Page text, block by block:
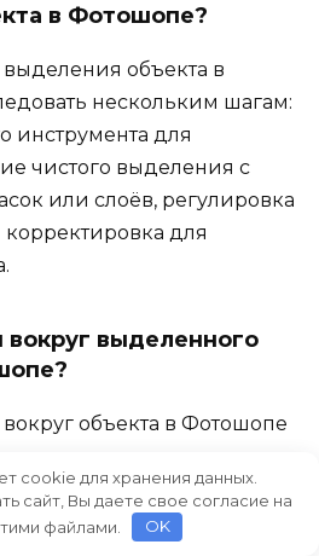
в Фотошопе?
объекта в
нескольким шагам:
инструмента для
чистого выделения с
или слоёв, регулировка
для
вокруг выделенного
объекта в Фотошопе
(Delete или Backspace),
и заполнить её цветом или
cookie для хранения данных.
сайт, Вы даете свое согласие на
файлами.
OK